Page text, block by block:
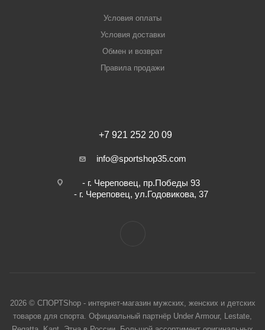
Условия оплаты
Условия доставки
Обмен и возврат
Правила продажи
+7 921 252 20 09
info@sportshop35.com
- г. Череповец, пр.Победы 93
- г. Череповец, ул.Годовикова, 37
2026 © СПОРТShop - интернет-магазин мужских, женских и детских
товаров для спорта. Официальный партнёр Under Armour, Lestate,